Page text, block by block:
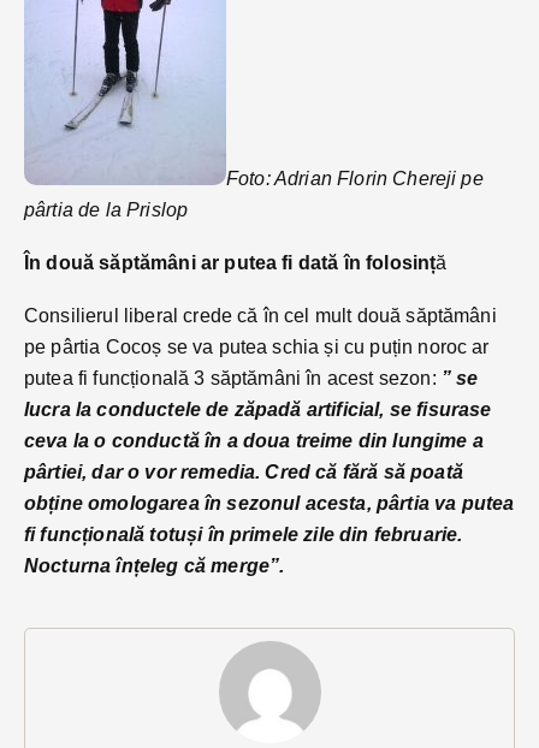
Foto: Adrian Florin Chereji pe
pârtia de la Prislop
În două săptămâni ar putea fi dată în folosință
Consilierul liberal crede că în cel mult două săptămâni
pe pârtia Cocoș se va putea schia și cu puțin noroc ar
putea fi funcțională 3 săptămâni în acest sezon: ” se
lucra la conductele de zăpadă artificial, se fisurase
ceva la o conductă în a doua treime din lungime a
pârtiei, dar o vor remedia. Cred că fără să poată
obține omologarea în sezonul acesta, pârtia va putea
fi funcțională totuși în primele zile din februarie.
Nocturna înțeleg că merge”.